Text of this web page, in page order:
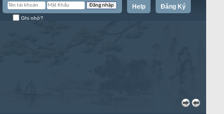
Đăng Ký
Help
Ghi nhớ?
«
»